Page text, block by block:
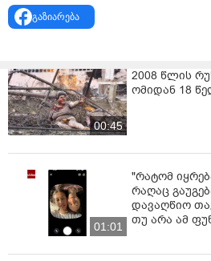
არსებული ინფორმაციით,
შეგახსენებთ, თბილისში,
საბურთალოზე მამაკაცი მოკლეს.
სამართლის კოდექსის 108-ე
განზრახ მკვლელობას გულისხმობს.
გაზიარება
00:45
2008 წლის
ომიდან 18
01:01
"რატომ
რაღაც
დავაღწიო
თუ არა ამ